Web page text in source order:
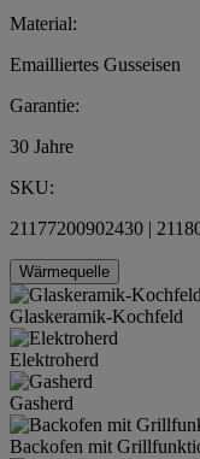
Material:
Emailliertes Gusseisen
Garantie:
30 Jahre
SKU:
21177200902430 |
Wärmequelle
Glaskeramik-Kochfeld
Elektroherd
Gasherd
Backofen mit